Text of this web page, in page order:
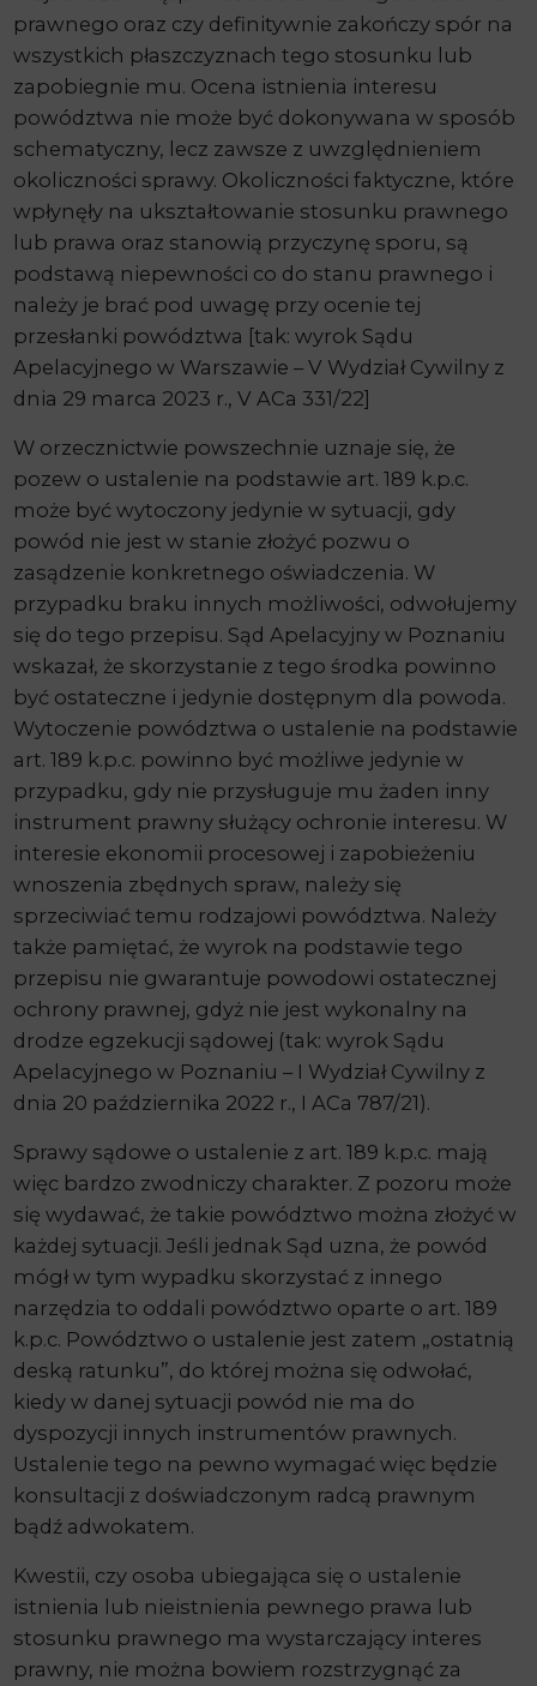
prawnego oraz czy definitywnie zakończy spór na
wszystkich płaszczyznach tego stosunku lub
zapobiegnie mu. Ocena istnienia interesu
powództwa nie może być dokonywana w sposób
schematyczny, lecz zawsze z uwzględnieniem
okoliczności sprawy. Okoliczności faktyczne, które
wpłynęły na ukształtowanie stosunku prawnego
lub prawa oraz stanowią przyczynę sporu, są
podstawą niepewności co do stanu prawnego i
należy je brać pod uwagę przy ocenie tej
przesłanki powództwa [tak: wyrok Sądu
Apelacyjnego w Warszawie – V Wydział Cywilny z
dnia 29 marca 2023 r., V ACa 331/22]
W orzecznictwie powszechnie uznaje się, że
pozew o ustalenie na podstawie art. 189 k.p.c.
może być wytoczony jedynie w sytuacji, gdy
powód nie jest w stanie złożyć pozwu o
zasądzenie konkretnego oświadczenia. W
przypadku braku innych możliwości, odwołujemy
się do tego przepisu. Sąd Apelacyjny w Poznaniu
wskazał, że skorzystanie z tego środka powinno
być ostateczne i jedynie dostępnym dla powoda.
Wytoczenie powództwa o ustalenie na podstawie
art. 189 k.p.c. powinno być możliwe jedynie w
przypadku, gdy nie przysługuje mu żaden inny
instrument prawny służący ochronie interesu. W
interesie ekonomii procesowej i zapobieżeniu
wnoszenia zbędnych spraw, należy się
sprzeciwiać temu rodzajowi powództwa. Należy
także pamiętać, że wyrok na podstawie tego
przepisu nie gwarantuje powodowi ostatecznej
ochrony prawnej, gdyż nie jest wykonalny na
drodze egzekucji sądowej (tak: wyrok Sądu
Apelacyjnego w Poznaniu – I Wydział Cywilny z
dnia 20 października 2022 r., I ACa 787/21).
Sprawy sądowe o ustalenie z art. 189 k.p.c. mają
więc bardzo zwodniczy charakter. Z pozoru może
się wydawać, że takie powództwo można złożyć w
każdej sytuacji. Jeśli jednak Sąd uzna, że powód
mógł w tym wypadku skorzystać z innego
narzędzia to oddali powództwo oparte o art. 189
k.p.c. Powództwo o ustalenie jest zatem „ostatnią
deską ratunku”, do której można się odwołać,
kiedy w danej sytuacji powód nie ma do
dyspozycji innych instrumentów prawnych.
Ustalenie tego na pewno wymagać więc będzie
konsultacji z doświadczonym radcą prawnym
bądź adwokatem.
Kwestii, czy osoba ubiegająca się o ustalenie
istnienia lub nieistnienia pewnego prawa lub
stosunku prawnego ma wystarczający interes
prawny, nie można bowiem rozstrzygnąć za